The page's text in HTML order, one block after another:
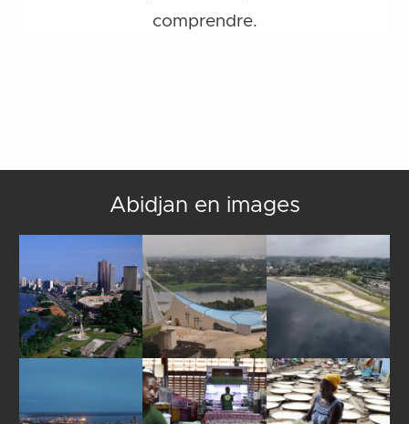
comprendre.
Abidjan en images